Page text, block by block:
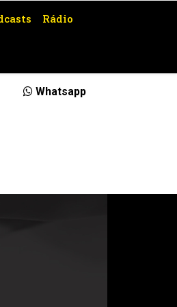
Rádio
2026: TSE cria órgão
Whatsapp